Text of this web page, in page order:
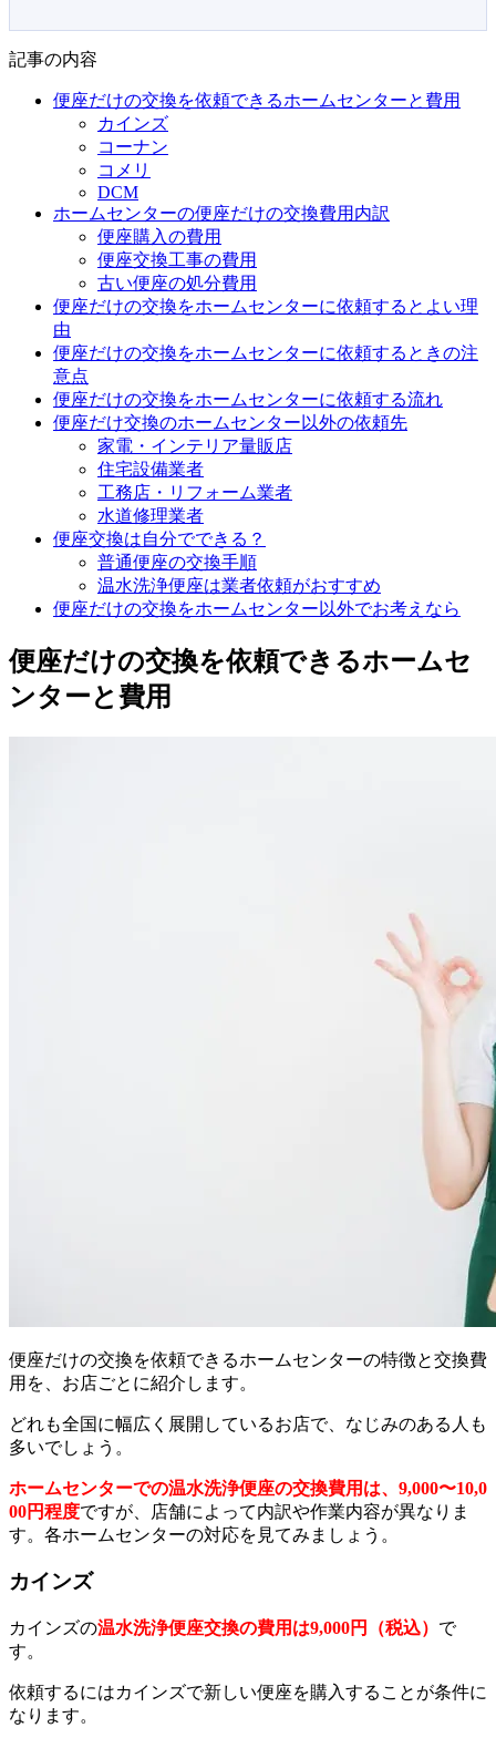
記事の内容
便座だけの交換を依頼できるホームセンターと費用
カインズ
コーナン
コメリ
DCM
ホームセンターの便座だけの交換費用内訳
便座購入の費用
便座交換工事の費用
古い便座の処分費用
便座だけの交換をホームセンターに依頼するとよい理
由
便座だけの交換をホームセンターに依頼するときの注
意点
便座だけの交換をホームセンターに依頼する流れ
便座だけ交換のホームセンター以外の依頼先
家電・インテリア量販店
住宅設備業者
工務店・リフォーム業者
水道修理業者
便座交換は自分でできる？
普通便座の交換手順
温水洗浄便座は業者依頼がおすすめ
便座だけの交換をホームセンター以外でお考えなら
便座だけの交換を依頼できるホームセ
ンターと費用
便座だけの交換を依頼できるホームセンターの特徴と交換費
用を、お店ごとに紹介します。
どれも全国に幅広く展開しているお店で、なじみのある人も
多いでしょう。
ホームセンターでの温水洗浄便座の交換費用は、9,000〜10,0
00円程度ですが、店舗によって内訳や作業内容が異なりま
す。各ホームセンターの対応を見てみましょう。
カインズ
カインズの温水洗浄便座交換の費用は9,000円（税込） で
す。
依頼するにはカインズで新しい便座を購入することが条件に
なります。